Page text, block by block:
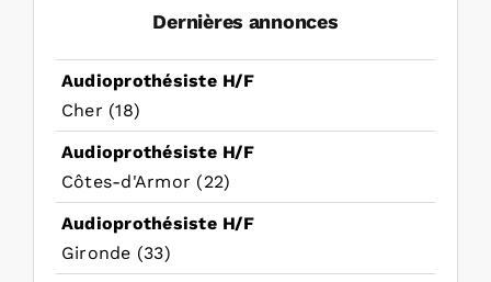
Dernières annonces
Audioprothésiste H/F
Cher (18)
Audioprothésiste H/F
Côtes-d'Armor (22)
Audioprothésiste H/F
Gironde (33)